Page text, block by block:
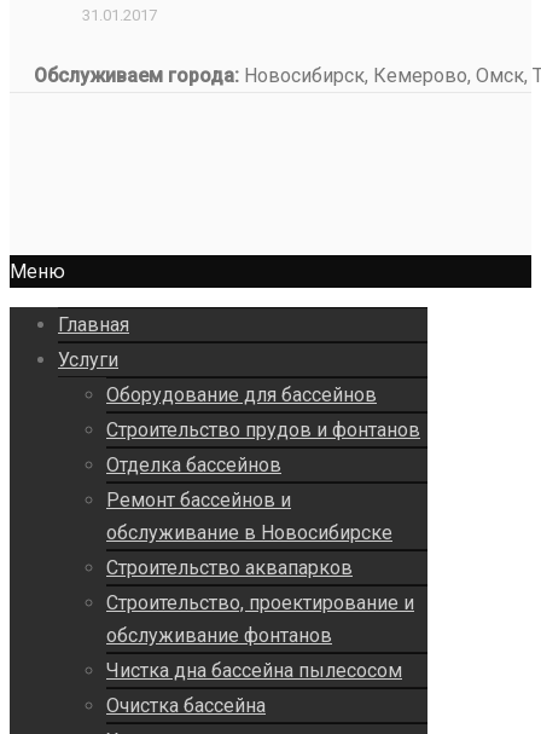
31.01.2017
Обслуживаем города: Новосибирск, Кемерово, Омск,
Меню
Главная
Услуги
Оборудование для бассейнов
Строительство прудов и фонтанов
Отделка бассейнов
Ремонт бассейнов и
обслуживание в Новосибирске
Строительство аквапарков
Строительство, проектирование и
обслуживание фонтанов
Чистка дна бассейна пылесосом
Очистка бассейна